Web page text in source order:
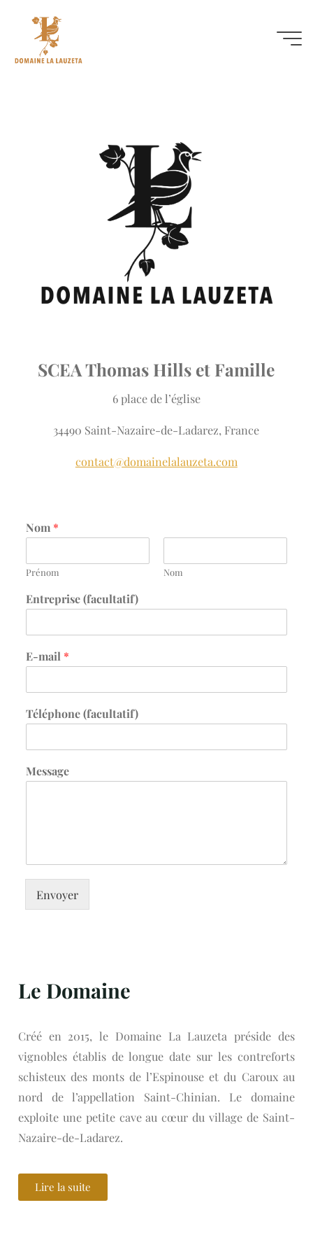
SCEA Thomas Hills et Famille
6 place de l’église
34490 Saint-Nazaire-de-Ladarez, France
contact@domainelalauzeta.com
Nom *
Prénom Nom
Entreprise (facultatif)
E-mail *
Téléphone (facultatif)
Message
Envoyer
Le Domaine
Créé en 2015, le Domaine La Lauzeta préside des
vignobles établis de longue date sur les contreforts
schisteux des monts de l’Espinouse et du Caroux au
nord de l’appellation Saint-Chinian. Le domaine
exploite une petite cave au cœur du village de Saint-
Nazaire-de-Ladarez.
Lire la suite